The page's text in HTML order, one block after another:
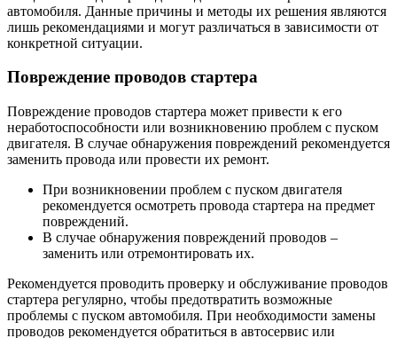
автомобиля. Данные причины и методы их решения являются
лишь рекомендациями и могут различаться в зависимости от
конкретной ситуации.
Повреждение проводов стартера
Повреждение проводов стартера может привести к его
неработоспособности или возникновению проблем с пуском
двигателя. В случае обнаружения повреждений рекомендуется
заменить провода или провести их ремонт.
При возникновении проблем с пуском двигателя
рекомендуется осмотреть провода стартера на предмет
повреждений.
В случае обнаружения повреждений проводов –
заменить или отремонтировать их.
Рекомендуется проводить проверку и обслуживание проводов
стартера регулярно, чтобы предотвратить возможные
проблемы с пуском автомобиля. При необходимости замены
проводов рекомендуется обратиться в автосервис или